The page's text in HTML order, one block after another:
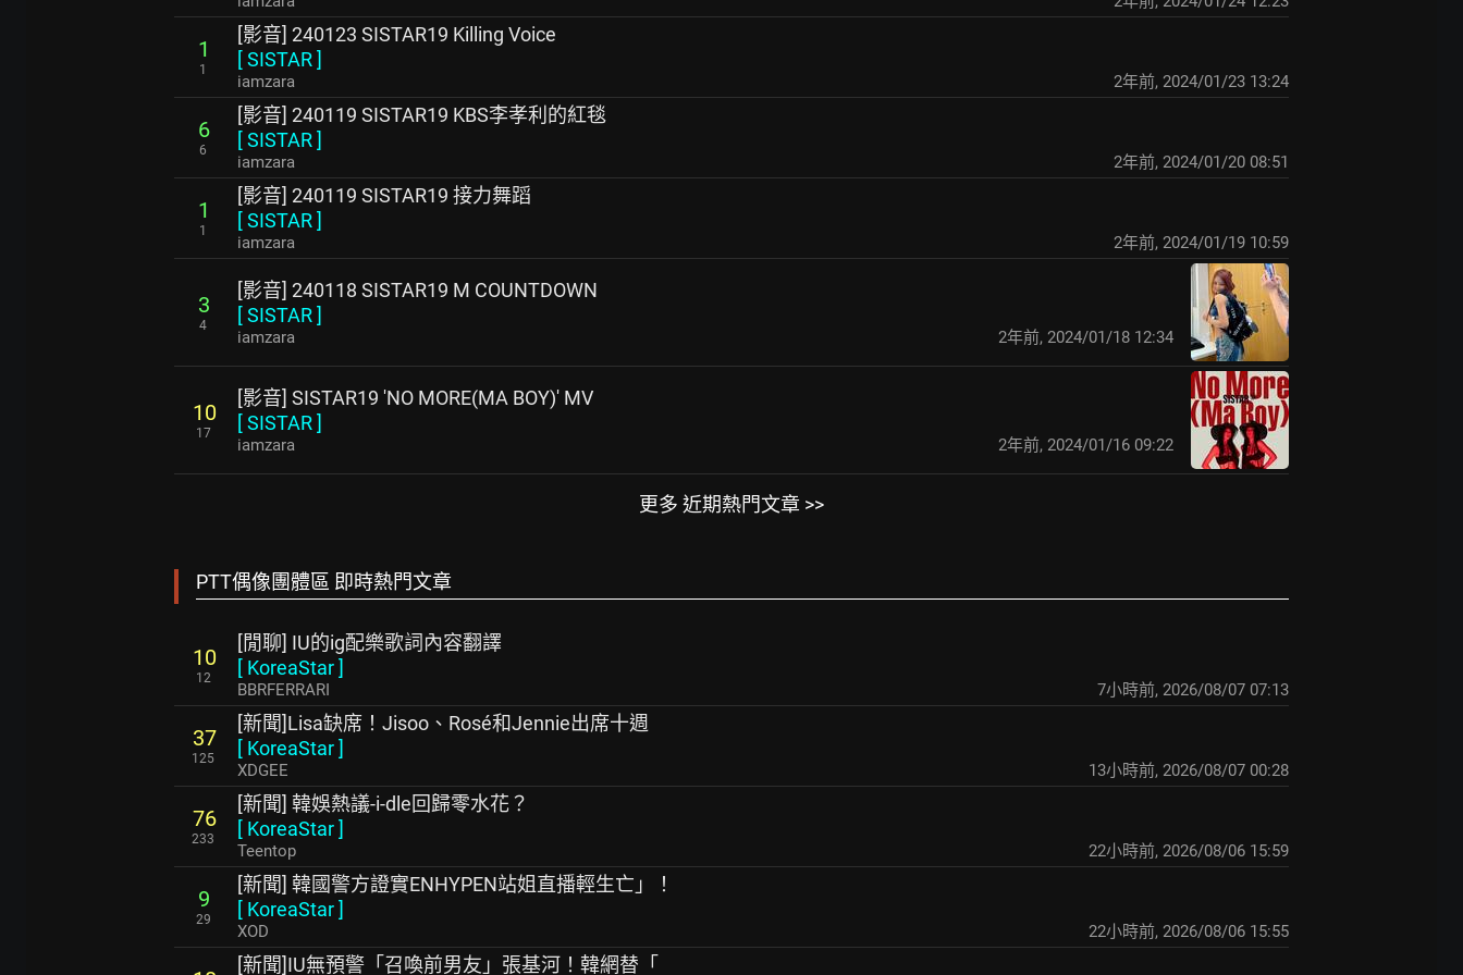
1
1
[影音] 240123 SISTAR19 Killing Voice
[SISTAR]
iamzara 2年前, 2024/01/23 13:24
6
6
[影音] 240119 SISTAR19 KBS李孝利的紅毯
[SISTAR]
iamzara 2年前, 2024/01/20 08:51
1
1
[影音] 240119 SISTAR19 接力舞蹈
[SISTAR]
iamzara 2年前, 2024/01/19 10:59
3
4
[影音] 240118 SISTAR19 M COUNTDOWN
[SISTAR]
iamzara 2年前, 2024/01/18 12:34
10
17
[影音] SISTAR19 'NO MORE(MA BOY)' MV
[SISTAR]
iamzara 2年前, 2024/01/16 09:22
更多 近期熱門文章 >>
PTT偶像團體區 即時熱門文章
10
12
[閒聊] IU的ig配樂歌詞內容翻譯
[ KoreaStar]
BBRFERRARI 7小時前, 2026/08/07 07:13
37
125
[新聞]Lisa缺席！Jisoo、Rosé和Jennie出席十週
[ KoreaStar]
XDGEE 13小時前, 2026/08/07 00:28
76
233
[新聞] 韓娛熱議-i-dle回歸零水花？
[ KoreaStar]
Teentop 22小時前, 2026/08/06 15:59
9
29
[新聞] 韓國警方證實ENHYPEN站姐直播輕生亡」！
[ KoreaStar]
XOD 22小時前, 2026/08/06 15:55
[新聞]IU無預警「召喚前男友」張基河！韓網替「